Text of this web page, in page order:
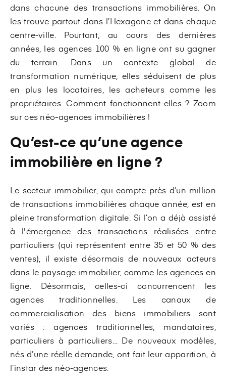
dans chacune des transactions immobilières. On
les trouve partout dans l’Hexagone et dans chaque
centre-ville. Pourtant, au cours des dernières
années, les agences 100 % en ligne ont su gagner
du terrain. Dans un contexte global de
transformation numérique, elles séduisent de plus
en plus les locataires, les acheteurs comme les
propriétaires. Comment fonctionnent-elles ? Zoom
sur ces néo-agences immobilières !
Qu’est-ce qu’une agence
immobilière en ligne ?
Le secteur immobilier, qui compte près d’un million
de transactions immobilières chaque année, est en
pleine transformation digitale. Si l’on a déjà assisté
à l'émergence des transactions réalisées entre
particuliers (qui représentent entre 35 et 50 % des
ventes), il existe désormais de nouveaux acteurs
dans le paysage immobilier, comme les agences en
ligne. Désormais, celles-ci concurrencent les
agences traditionnelles. Les canaux de
commercialisation des biens immobiliers sont
variés : agences traditionnelles, mandataires,
particuliers à particuliers… De nouveaux modèles,
nés d’une réelle demande, ont fait leur apparition, à
l’instar des néo-agences.